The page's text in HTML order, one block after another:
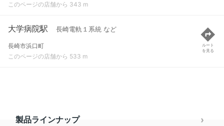
このページの店舗から 343 m
大学病院駅 長崎電軌１系統 など
長崎市浜口町
このページの店舗から 533 m
ルート
を見る
製品ラインナップ